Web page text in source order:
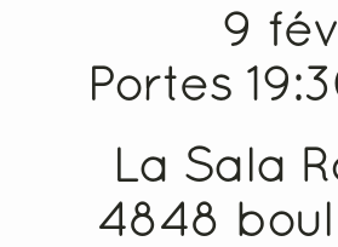
9
Portes
La Sala
4848